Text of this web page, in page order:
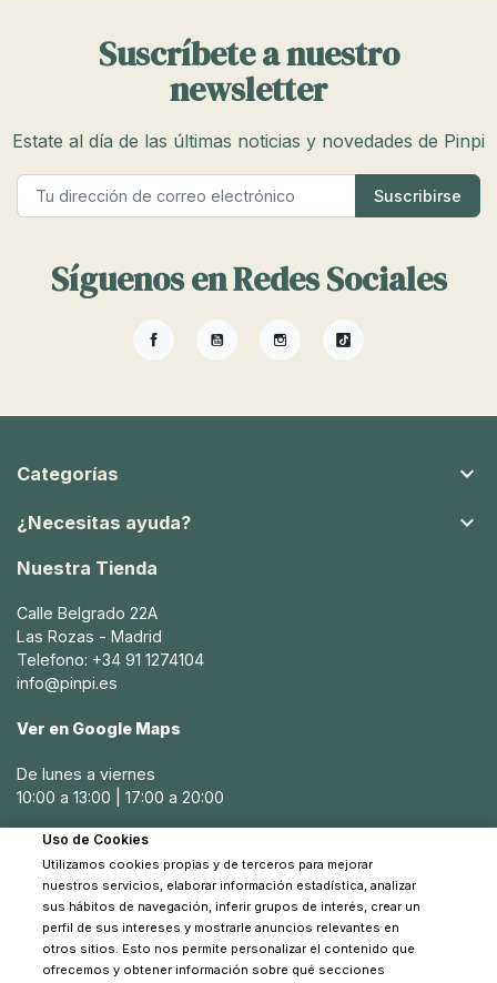
Suscríbete a nuestro
newsletter
Estate al día de las últimas noticias y novedades de Pinpi
Síguenos en Redes Sociales
FacebookYouTubeInstagramTikTok
Categorías 
¿Necesitas ayuda? 
Nuestra Tienda
Calle Belgrado 22A
Las Rozas - Madrid
Telefono: +34 91 1274104
info@pinpi.es
Ver en Google Maps
De lunes a viernes
10:00 a 13:00 | 17:00 a 20:00
Sábados
10:30 a 14:00
Uso de Cookies
Utilizamos cookies propias y de terceros para mejorar
nuestros servicios, elaborar información estadística, analizar
sus hábitos de navegación, inferir grupos de interés, crear un
perfil de sus intereses y mostrarle anuncios relevantes en
otros sitios. Esto nos permite personalizar el contenido que
ofrecemos y obtener información sobre qué secciones